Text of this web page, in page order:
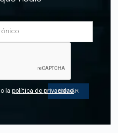
la política de privacidad